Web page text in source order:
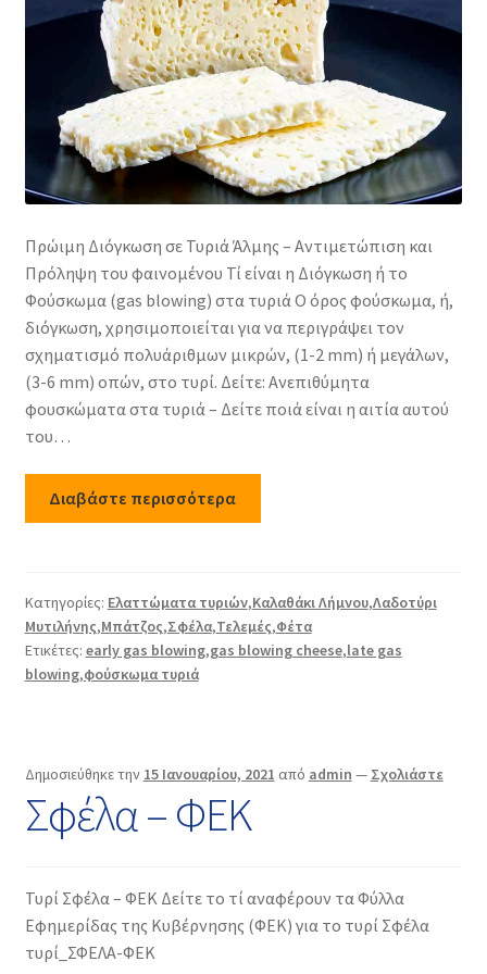
Τυρόγαλα
Ελαττώματα τυριών
Παρασκευή Τυριών
υπό-
μενού
Τυριά ωρίμανσης
μενού
Πολύ σκληρά τυριά
Σκληρά τυριά
μενού
Ημίσκληρα τυριά
υπό-
Βικτώρια Θεσ/κης
Φορμαέλα Παρνασσού
Σφέλα
Μαλακά τυριά
Τυριά τυρογάλακτος
υπό-
Ευρωπαϊκά τυριά
Πρώιμη Διόγκωση σε Τυριά Άλμης – Αντιμετώπιση και
Πρόληψη του φαινομένου Τί είναι η Διόγκωση ή το
Φούσκωμα (gas blowing) στα τυριά Ο όρος φούσκωμα, ή,
διόγκωση, χρησιμοποιείται για να περιγράψει τον
σχηματισμό πολυάριθμων μικρών, (1-2 mm) ή μεγάλων,
(3-6 mm) οπών, στο τυρί. Δείτε: Ανεπιθύμητα
φουσκώματα στα τυριά – Δείτε ποιά είναι η αιτία αυτού
του…
Διαβάστε περισσότερα
Κατηγορίες: Ελαττώματα τυριών,Καλαθάκι Λήμνου,Λαδοτύρι
Μυτιλήνης,Μπάτζος,Σφέλα,Τελεμές,Φέτα
Ετικέτες: early gas blowing,gas blowing cheese,late gas
blowing,φούσκωμα τυριά
Δημοσιεύθηκε την 15 Ιανουαρίου, 2021 από admin — Σχολιάστε
Σφέλα – ΦΕΚ
Τυρί Σφέλα – ΦΕΚ Δείτε το τί αναφέρουν τα Φύλλα
Εφημερίδας της Κυβέρνησης (ΦΕΚ) για το τυρί Σφέλα
τυρί_ΣΦΕΛΑ-ΦΕΚ